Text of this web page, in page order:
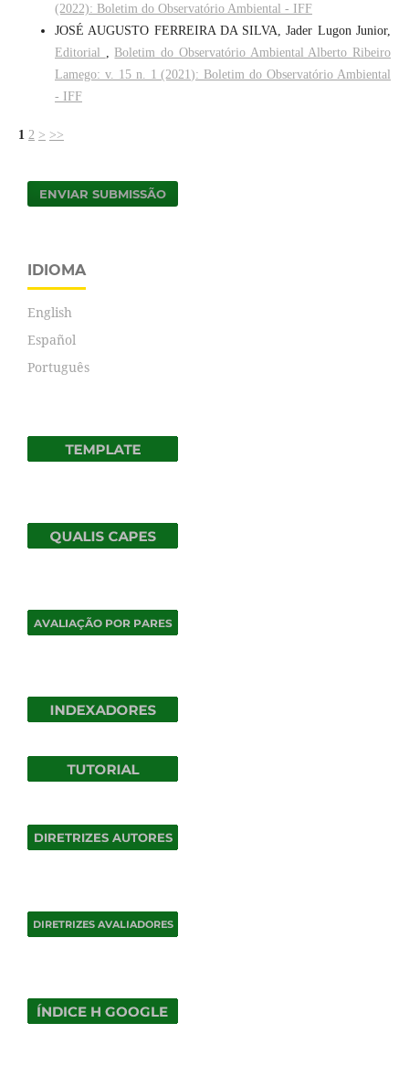
(2022): Boletim do Observatório Ambiental - IFF
JOSÉ AUGUSTO FERREIRA DA SILVA, Jader Lugon Junior,
Editorial
Boletim do Observatório Ambiental Alberto Ribeiro
Lamego: v. 15 n. 1 (2021): Boletim do Observatório Ambiental
- IFF
1 2 > >>
ENVIAR SUBMISSÃO
IDIOMA
English
Español
Português